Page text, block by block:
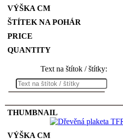
Text na štítok / štítky: